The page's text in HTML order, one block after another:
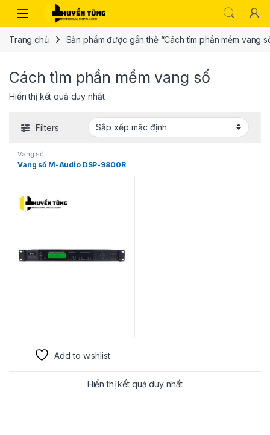
Trang chủ Sản phẩm được gắn thẻ “Cách tìm phần mềm vang
Cách tìm phần mềm vang số
Hiển thị kết quả duy nhất
Filters
Vang số
Vang số M-Audio DSP-9800R
Add to wishlist
Hiển thị kết quả duy nhất